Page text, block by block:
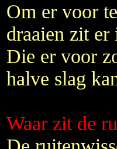
Om er voor
draaien zit er
Die er voor
halve slag
Waar zit de